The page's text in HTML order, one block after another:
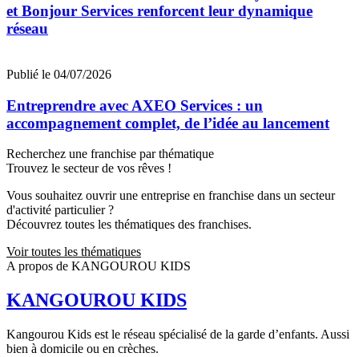
et Bonjour Services renforcent leur dynamique
réseau
Publié le 04/07/2026
Entreprendre avec AXEO Services : un
accompagnement complet, de l’idée au lancement
Recherchez une franchise par thématique
Trouvez le secteur de vos rêves !
Vous souhaitez ouvrir une entreprise en franchise dans un secteur
d'activité particulier ?
Découvrez toutes les thématiques des franchises.
Voir toutes les thématiques
A propos de KANGOUROU KIDS
KANGOUROU KIDS
Kangourou Kids est le réseau spécialisé de la garde d’enfants. Aussi
bien à domicile ou en crèches.